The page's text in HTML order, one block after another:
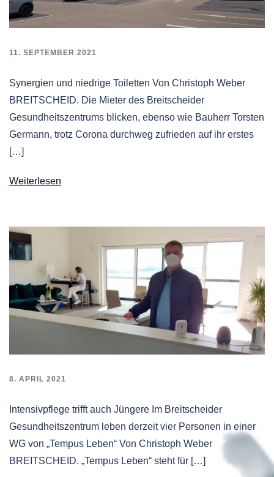
11. SEPTEMBER 2021
Synergien und niedrige Toiletten Von Christoph Weber
BREITSCHEID. Die Mieter des Breitscheider
Gesundheitszentrums blicken, ebenso wie Bauherr Torsten
Germann, trotz Corona durchweg zufrieden auf ihr erstes
[…]
Weiterlesen
8. APRIL 2021
Intensivpflege trifft auch Jüngere Im Breitscheider
Gesundheitszentrum leben derzeit vier Personen in einer
WG von „Tempus Leben“ Von Christoph Weber
BREITSCHEID. „Tempus Leben“ steht für […]